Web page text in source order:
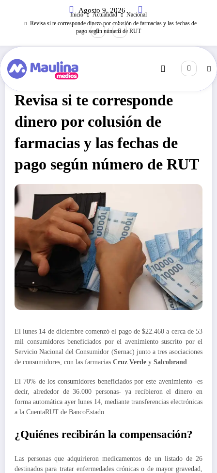
Agosto 9, 2026
Inicio Actualidad
Nacional
Revisa si te corresponde dinero por colusión de farmacias y las fechas de
pago según número de RUT
Nacional Diciembre 15, 2020
Revisa si te corresponde
dinero por colusión de
farmacias y las fechas de
pago según número de RUT
El lunes 14 de diciembre comenzó el pago de $22.460 a cerca de 53
mil consumidores beneficiados por el avenimiento suscrito por el
Servicio Nacional del Consumidor (Sernac) junto a tres asociaciones
de consumidores, con las farmacias Cruz Verde y Salcobrand
El 70% de los consumidores beneficiados por este avenimiento -es
decir, alrededor de 36.000 personas- ya recibieron el dinero en
forma automática ayer lunes 14, mediante transferencias electrónicas
a la CuentaRUT de BancoEstado.
¿Quiénes recibirán la compensación?
Las personas que adquirieron medicamentos de un listado de 26
destinados para tratar enfermedades crónicas o de mayor gravedad,